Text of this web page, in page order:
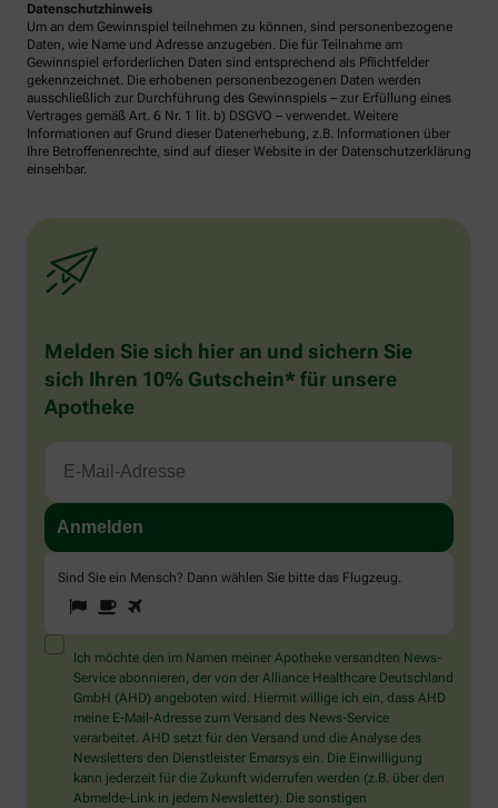
Datenschutzhinweis
Um an dem Gewinnspiel teilnehmen zu können, sind personenbezogene
Daten, wie Name und Adresse anzugeben. Die für Teilnahme am
Gewinnspiel erforderlichen Daten sind entsprechend als Pflichtfelder
gekennzeichnet. Die erhobenen personenbezogenen Daten werden
ausschließlich zur Durchführung des Gewinnspiels – zur Erfüllung eines
Vertrages gemäß Art. 6 Nr. 1 lit. b) DSGVO – verwendet. Weitere
Informationen auf Grund dieser Datenerhebung, z.B. Informationen über
Ihre Betroffenenrechte, sind auf dieser Website in der Datenschutzerklärung
einsehbar.
Melden Sie sich hier an und sichern Sie
sich Ihren 10% Gutschein* für unsere
Apotheke
Sind Sie ein Mensch? Dann wählen Sie bitte das Flugzeug.
Sind
Sie
ein
Mensch?
Dann
wählen
Sie
bitte
das
Flugzeug.
1 2
Ich möchte den im Namen meiner Apotheke versandten News-
Service abonnieren, der von der Alliance Healthcare Deutschland
GmbH (AHD) angeboten wird. Hiermit willige ich ein, dass AHD
meine E-Mail-Adresse zum Versand des News-Service
verarbeitet. AHD setzt für den Versand und die Analyse des
Newsletters den Dienstleister Emarsys ein. Die Einwilligung
kann jederzeit für die Zukunft widerrufen werden (z.B. über den
Abmelde-Link in jedem Newsletter). Die sonstigen